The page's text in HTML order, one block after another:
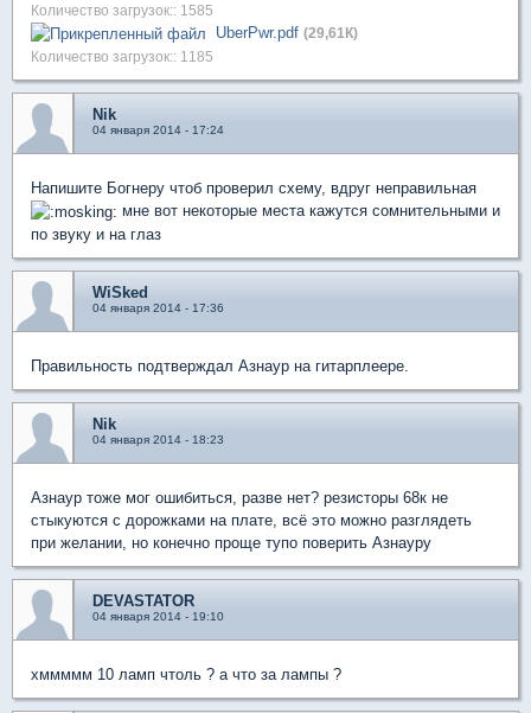
Количество загрузок:: 1585
UberPwr.pdf (29,61К)
Количество загрузок:: 1185
Nik
04 января 2014 - 17:24
Напишите Богнеру чтоб проверил схему, вдруг неправильная
мне вот некоторые места кажутся сомнительными и
по звуку и на глаз
WiSked
04 января 2014 - 17:36
Правильность подтверждал Азнаур на гитарплеере.
Nik
04 января 2014 - 18:23
Азнаур тоже мог ошибиться, разве нет? резисторы 68к не
стыкуются с дорожками на плате, всё это можно разглядеть
при желании, но конечно проще тупо поверить Азнауру
DEVASTATOR
04 января 2014 - 19:10
хммммм 10 ламп чтоль ? а что за лампы ?